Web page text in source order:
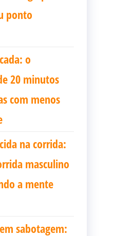
ponto
o
20 minutos
com menos
na corrida:
masculino
a mente
sabotagem: